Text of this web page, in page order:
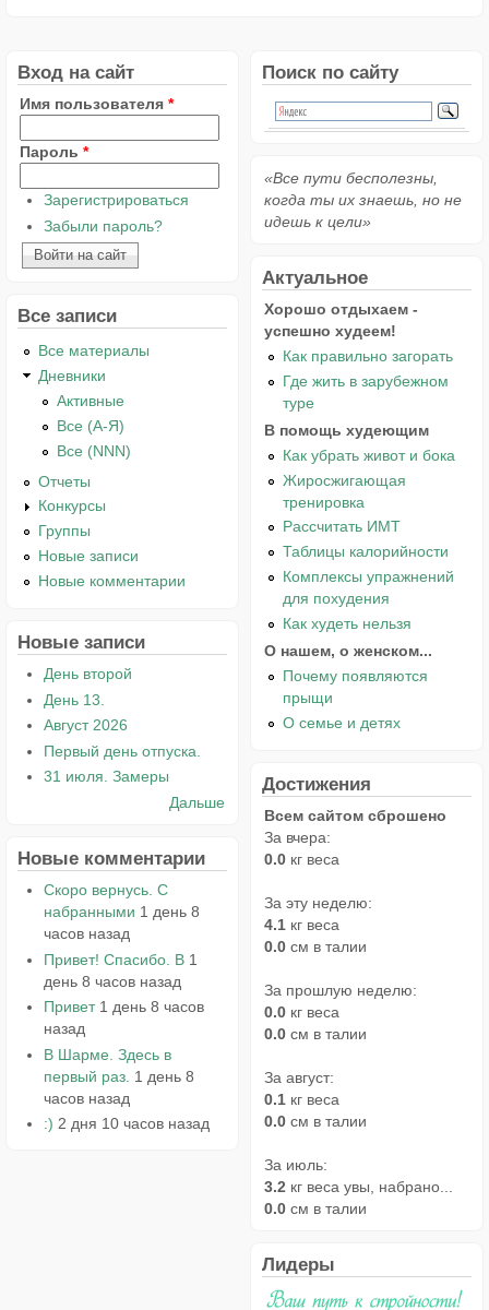
Вход на сайт
Имя пользователя *
Пароль *
Зарегистрироваться
Забыли пароль?
Все записи
Все материалы
Дневники
Активные
Все (А-Я)
Все (NNN)
Отчеты
Конкурсы
Группы
Новые записи
Новые комментарии
Новые записи
День второй
День 13.
Август 2026
Первый день отпуска.
31 июля. Замеры
Дальше
Новые комментарии
Скоро вернусь. С
набранными 1 день 8
часов назад
Привет! Спасибо. В 1
день 8 часов назад
Привет 1 день 8 часов
назад
В Шарме. Здесь в
первый раз. 1 день 8
часов назад
:) 2 дня 10 часов назад
Поиск по сайту
«Все пути бесполезны,
когда ты их знаешь, но не
идешь к цели»
Актуальное
Хорошо отдыхаем -
успешно худеем!
Как правильно загорать
Где жить в зарубежном
туре
В помощь худеющим
Как убрать живот и бока
Жиросжигающая
тренировка
Рассчитать ИМТ
Таблицы калорийности
Комплексы упражнений
для похудения
Как худеть нельзя
О нашем, о женском...
Почему появляются
прыщи
О семье и детях
Достижения
Всем сайтом сброшено
За вчера:
0.0 кг веса
За эту неделю:
4.1 кг веса
0.0 см в талии
За прошлую неделю:
0.0 кг веса
0.0 см в талии
За август:
0.1 кг веса
0.0 см в талии
За июль:
3.2 кг веса увы, набрано...
0.0 см в талии
Лидеры